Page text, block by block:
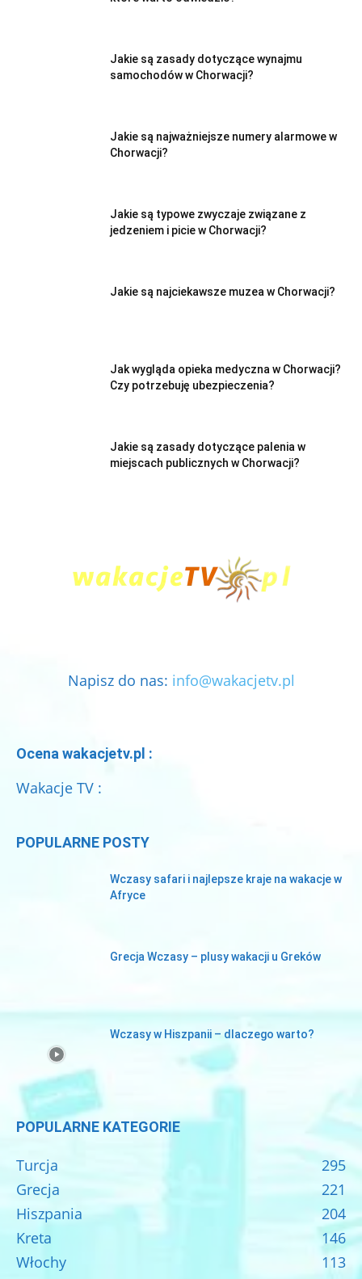
Jakie są zasady dotyczące wynajmu
samochodów w Chorwacji?
Jakie są najważniejsze numery alarmowe w
Chorwacji?
Jakie są typowe zwyczaje związane z
jedzeniem i picie w Chorwacji?
Jakie są najciekawsze muzea w Chorwacji?
Jak wygląda opieka medyczna w Chorwacji?
Czy potrzebuję ubezpieczenia?
Jakie są zasady dotyczące palenia w
miejscach publicznych w Chorwacji?
Napisz do nas: info@wakacjetv.pl
Ocena wakacjetv.pl :
Wakacje TV :
POPULARNE POSTY
Wczasy safari i najlepsze kraje na wakacje w
Afryce
Grecja Wczasy – plusy wakacji u Greków
Wczasy w Hiszpanii – dlaczego warto?
POPULARNE KATEGORIE
Turcja
295
Grecja
221
Hiszpania
204
Kreta
146
Włochy
113